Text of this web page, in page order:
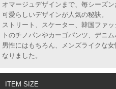
オマージュデザインまで、毎シーズ
可愛らしいデザインが人気の秘訣。
ストリート、スケーター、韓国ファ
トのチノパンやカーゴパンツ、デニ
男性にはもちろん、メンズライクな
なりました。
ITEM SIZE